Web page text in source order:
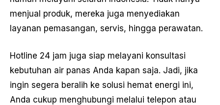
menjual produk, mereka juga menyediakan
layanan pemasangan, servis, hingga perawatan.
Hotline 24 jam juga siap melayani konsultasi
kebutuhan air panas Anda kapan saja. Jadi, jika
ingin segera beralih ke solusi hemat energi ini,
Anda cukup menghubungi melalui telepon atau